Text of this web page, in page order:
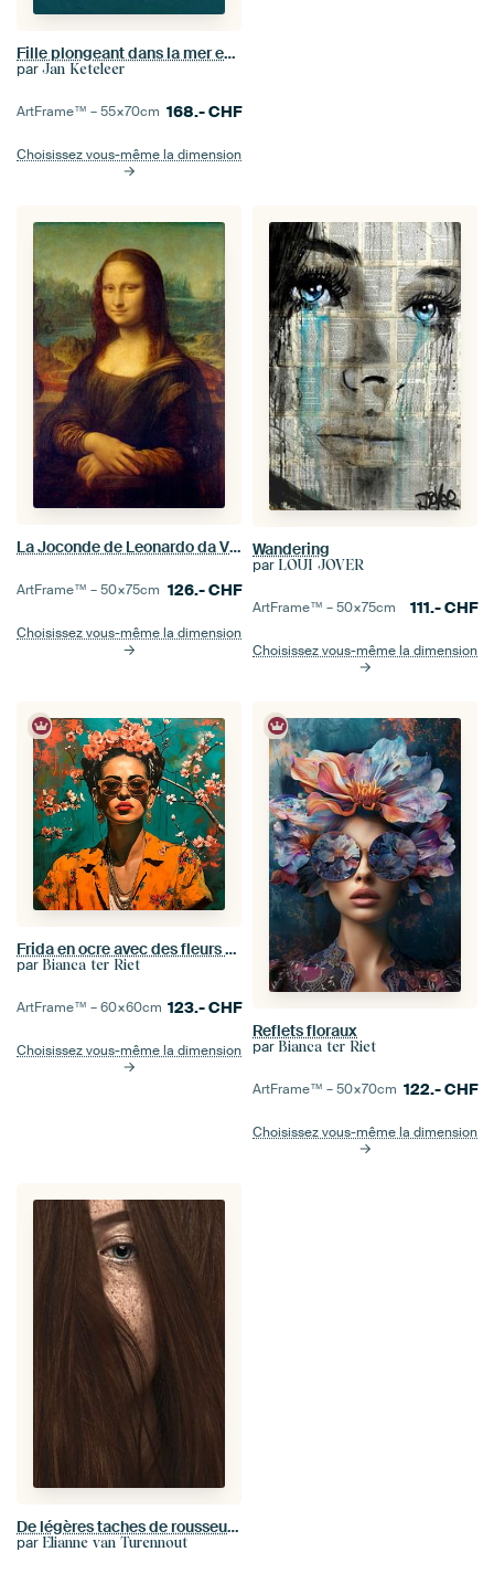
Fille plongeant dans la mer en bikini
par Jan Keteleer
ArtFrame™ –55×70cm 168.-CHF
Choisissez vous-même la dimension
La Joconde de Leonardo da Vinci
ArtFrame™ –50×75cm 126.-CHF
Choisissez vous-même la dimension
Wandering
par LOUI JOVER
ArtFrame™ –50×75cm 111.-CHF
Choisissez vous-même la dimension
Frida en ocre avec des fleurs de cerisier roses
par Bianca ter Riet
ArtFrame™ –60×60cm 123.-CHF
Choisissez vous-même la dimension
Reflets floraux
par Bianca ter Riet
ArtFrame™ –50×70cm 122.-CHF
Choisissez vous-même la dimension
De légères taches de rousseur et le silence – portrait intime d'une femme aux cheveux raides
par Elianne van Turennout